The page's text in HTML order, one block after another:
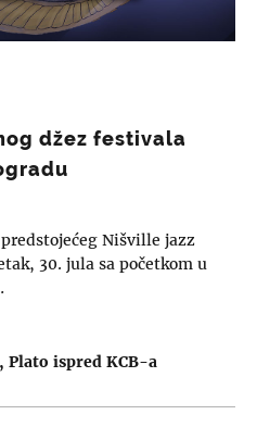
džez festivala
Nišville jazz
30. jula sa početkom u
Plato ispred KCB-a